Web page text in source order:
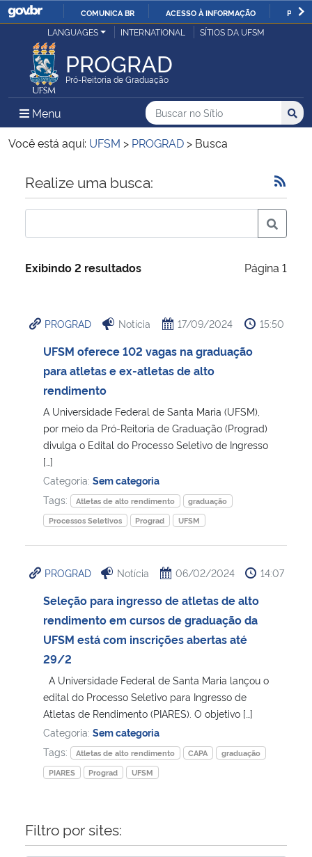
IR
O
COMUNICA BR ACESSO À INFORMAÇÃO
Ministério da Justiça e Segurança Pública
Ministério da Defesa
Ministério das Relações Exteriores
Ministério da Economia
Ministério da Infraestrutura
Ministério da Cidadania
Ministério de Minas e Energia
Ministério da Ciência, Tecnologia, Inovações e Comunicações
Ministério do Turismo
Ministério do Desenvolvimento Regional
Controladoria-Geral da União
Ministério da Mulher, da Família e dos Direitos Humanos
Secretaria-Geral
Secretaria de Governo
Gabinete de Segurança Institucional
Advocacia-Geral da União
LANGUAGES INTERNATIONAL SÍTIOS DA UFSM
PROGRAD
Pró-Reitoria de Graduação
Menu Menu Principal do Sítio
Busca
Buscar no no Sítio
Busca:
Você está aqui: UFSM > PROGRAD > Busca
Início do conteúdo
Realize uma busca:
Exibindo 2 resultados Página 1
PROGRAD Notícia 17/09/2024 15:50
UFSM oferece 102 vagas na graduação
para atletas e ex-atletas de alto
rendimento
A Universidade Federal de Santa Maria (UFSM),
por meio da Pró-Reitoria de Graduação (Prograd)
divulga o Edital do Processo Seletivo de Ingresso
[…]
Categoria: Sem categoria
Tags:
Atletas de alto rendimento
graduação
Processos Seletivos
Prograd UFSM
PROGRAD Notícia 06/02/2024 14:07
Seleção para ingresso de atletas de alto
rendimento em cursos de graduação da
UFSM está com inscrições abertas até
29/2
A Universidade Federal de Santa Maria lançou o
edital do Processo Seletivo para Ingresso de
Atletas de Rendimento (PIARES). O objetivo […]
Categoria: Sem categoria
Tags:
Atletas de alto rendimento CAPA
graduação
PIARES
Prograd UFSM
Filtro por sites: